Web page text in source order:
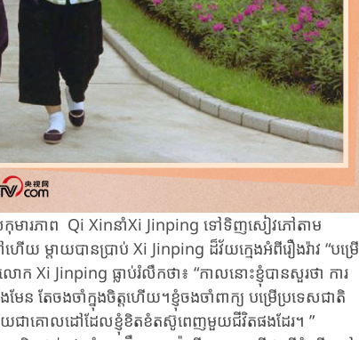
មារភាព Qi Xin​នាំXi Jinping ​ទៅ​ទិញ​សៀវភៅ​តាម
ម្តាយបានប្រាប់ Xi Jinping ដ៏វ័យក្មេងអំពីរឿងរ៉ាវ “បម្រើ
ក Xi Jinping ធ្លាប់​រំលឹកថា៖ ​“កាលនោះខ្ញុំបានសួរថា ការ
តែចងចាំក្នុងចិត្តហើយ។​ខ្ញុំ​ចងចាំ​ពាក្យ​ បម្រើប្រទេសជាតិ​
យជា​គោលដៅ​ដែលខ្ញុំខិត​ខំ​តស៊ូពេញ​មួយ​ជីវិត​​ផងដែរ។ ​”